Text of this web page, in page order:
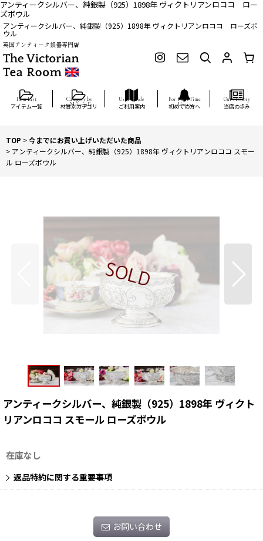
アンティークシルバー、純銀製（925）1898年 ヴィクトリアンロココ ロー
ズボウル
アンティークシルバー、純銀製（925）1898年 ヴィクトリアンロココ ローズボ
ウル
英国アンティーク銀器専門店
アイテム一覧 材質別カテゴリ ご利用案内 初めての方へ 当店の歩み
TOP >今までにお買い上げいただいた商品
> アンティークシルバー、純銀製（925）1898年 ヴィクトリアンロココ スモー
ル ローズボウル
アンティークシルバー、純銀製（925）1898年 ヴィクト
リアンロココ スモール ローズボウル
在庫なし
返品特約に関する重要事項
お問い合わせ